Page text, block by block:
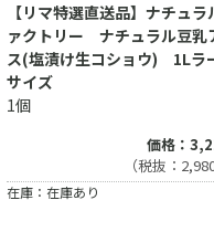
【リマ特選直送品】ナチュラ
ァクトリー ナチュラル豆乳
ス(塩漬け生コショウ) 1Lラ
サイズ
1個
価格：
（税抜：
在庫：在庫あり